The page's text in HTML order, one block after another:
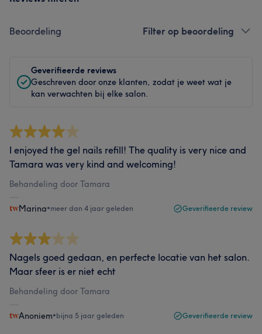
Beoordeling Filter op beoordeling
Geverifieerde reviews
Geschreven door onze klanten, zodat je weet wat je
kan verwachten bij elke salon.
I enjoyed the gel nails refill! The quality is very nice and
Tamara was very kind and welcoming!
Behandeling door Tamara
Marina•meer dan 4 jaar geleden Geverifieerde review
Nagels goed gedaan, en perfecte locatie van het salon.
Maar sfeer is er niet echt
Behandeling door Tamara
Anoniem•bijna 5 jaar geleden Geverifieerde review